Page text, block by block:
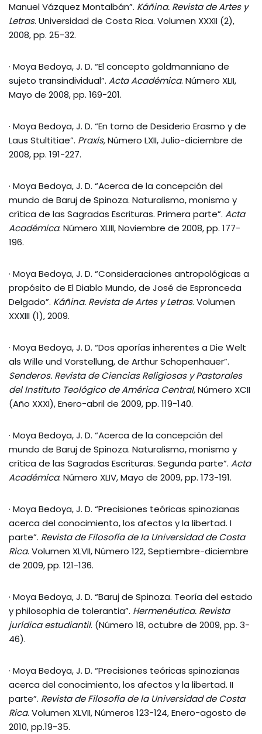
Manuel Vázquez Montalbán”. Káñina. Revista de Artes y
Letras. Universidad de Costa Rica. Volumen XXXII (2),
2008, pp. 25-32.
· Moya Bedoya, J. D. “El concepto goldmanniano de
sujeto transindividual”. Acta Académica. Número XLII,
Mayo de 2008, pp. 169-201.
· Moya Bedoya, J. D. “En torno de Desiderio Erasmo y de
Laus Stultitiae”. Praxis,Número LXII, Julio-diciembre de
2008, pp. 191-227.
· Moya Bedoya, J. D. “Acerca de la concepción del
mundo de Baruj de Spinoza. Naturalismo, monismo y
crítica de las Sagradas Escrituras. Primera parte”. Acta
Académica. Número XLIII, Noviembre de 2008, pp. 177-
196.
· Moya Bedoya, J. D. “Consideraciones antropológicas a
propósito de El Diablo Mundo, de José de Espronceda
Delgado”. Káñina. Revista de Artes y Letras. Volumen
XXXIII (1), 2009.
· Moya Bedoya, J. D. “Dos aporías inherentes a Die Welt
als Wille und Vorstellung, de Arthur Schopenhauer”.
Senderos. Revista de Ciencias Religiosas y Pastorales
del Instituto Teológico de América Central, Número XCII
(Año XXXI), Enero-abril de 2009, pp. 119-140.
· Moya Bedoya, J. D. “Acerca de la concepción del
mundo de Baruj de Spinoza. Naturalismo, monismo y
crítica de las Sagradas Escrituras. Segunda parte”. Acta
Académica. Número XLIV, Mayo de 2009, pp. 173-191.
· Moya Bedoya, J. D. “Precisiones teóricas spinozianas
acerca del conocimiento, los afectos y la libertad. I
parte”. Revista de Filosofía de la Universidad de Costa
Rica. Volumen XLVII, Número 122, Septiembre-diciembre
de 2009, pp. 121-136.
· Moya Bedoya, J. D. “Baruj de Spinoza. Teoría del estado
y philosophia de tolerantia”. Hermenéutica. Revista
jurídica estudiantil. (Número 18, octubre de 2009, pp. 3-
46).
· Moya Bedoya, J. D. “Precisiones teóricas spinozianas
acerca del conocimiento, los afectos y la libertad. II
parte”. Revista de Filosofía de la Universidad de Costa
Rica. Volumen XLVII, Números 123-124, Enero-agosto de
2010, pp.19-35.